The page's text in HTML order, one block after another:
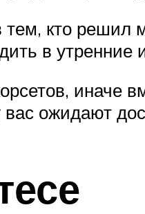
тем, кто
в утренние
иначе
ожидают